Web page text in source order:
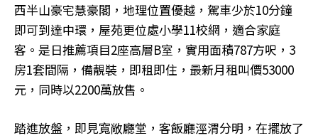
西半山豪宅慧豪閣，地理位置優越，駕車少於10分鐘
即可到達中環，屋苑更位處小學11校網，適合家庭
客。是日推薦項目2座高層B室，實用面積787方呎，3
房1套間隔，備靚裝，即租即住，最新月租叫價53000
元，同時以2200萬放售。
踏進放盤，即見寬敞廳堂，客飯廳涇渭分明，在擺放了